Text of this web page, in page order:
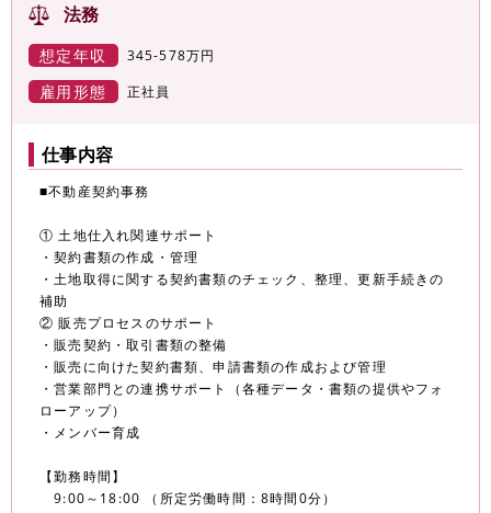
法務
想定年収 345-578万円
雇用形態 正社員
仕事内容
■不動産契約事務
① 土地仕入れ関連サポート
・契約書類の作成・管理
・土地取得に関する契約書類のチェック、整理、更新手続きの
補助
② 販売プロセスのサポート
・販売契約・取引書類の整備
・販売に向けた契約書類、申請書類の作成および管理
・営業部門との連携サポート（各種データ・書類の提供やフォ
ローアップ）
・メンバー育成
【勤務時間】
9:00～18:00 （所定労働時間：8時間0分）